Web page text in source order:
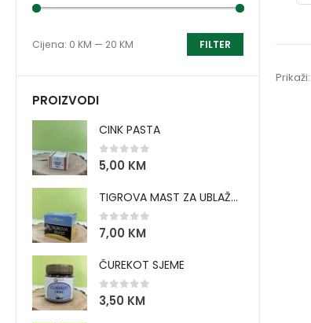
Prikaži:
FILTER
Cijena: 0 KM — 20 KM
PROIZVODI
CINK PASTA
0 out of 5
5,00 KM
TIGROVA MAST ZA UBLAŽAVANJE BOLOVA I ZAGRIJAVANJE MIŠIĆA
0 out of 5
7,00 KM
ČUREKOT SJEME
0 out of 5
3,50 KM